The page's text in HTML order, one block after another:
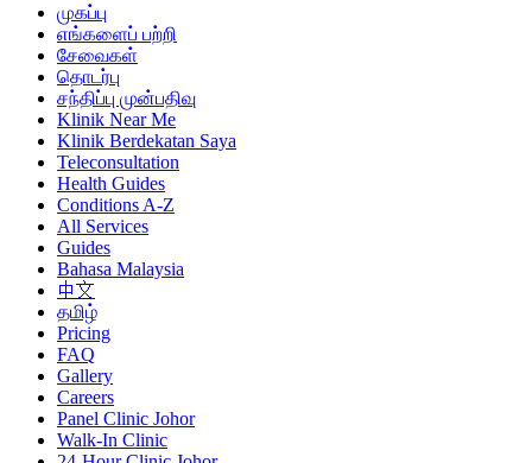
முகப்பு
எங்களைப் பற்றி
சேவைகள்
தொடர்பு
சந்திப்பு முன்பதிவு
Klinik Near Me
Klinik Berdekatan Saya
Teleconsultation
Health Guides
Conditions A-Z
All Services
Guides
Bahasa Malaysia
中文
தமிழ்
Pricing
FAQ
Gallery
Careers
Panel Clinic Johor
Walk-In Clinic